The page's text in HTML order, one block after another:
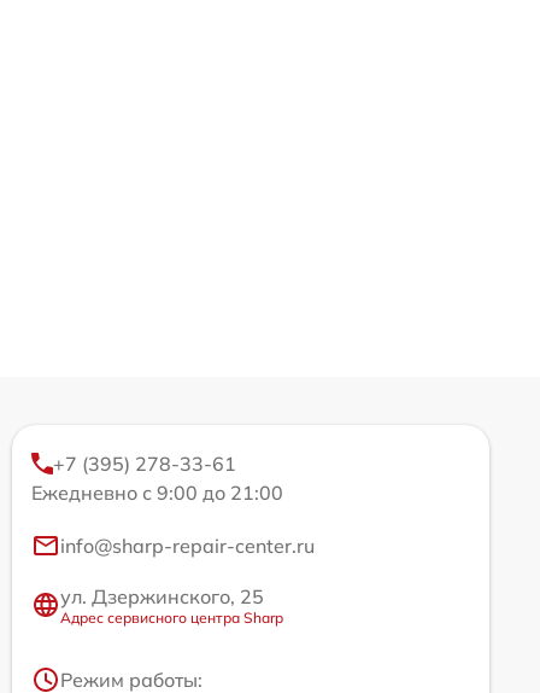
+7 (395) 278-33-61
Ежедневно с 9:00 до 21:00
info@sharp-repair-center.ru
ул. Дзержинского, 25
Адрес сервисного центра Sharp
Режим работы: